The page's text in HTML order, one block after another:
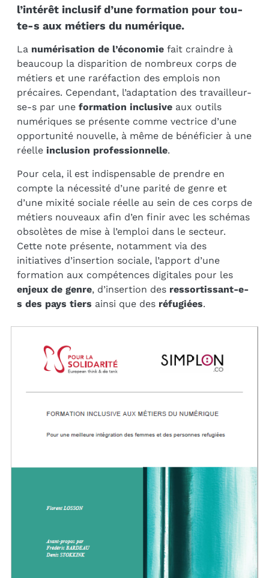
l’intérêt inclusif d’une formation pour tou-
te-s aux métiers du numérique.
La numérisation de l’économiefait craindre à
beaucoup la disparition de nombreux corps de
métiers et une raréfaction des emplois non
précaires. Cependant, l’adaptation des travailleur-
se-s par une formation inclusive aux outils
numériques se présente comme vectrice d’une
opportunité nouvelle, à même de bénéficier à une
réelleinclusion professionnelle.
Pour cela, il est indispensable de prendre en
compte la nécessité d’une parité de genre et
d’une mixité sociale réelle au sein de ces corps de
métiers nouveaux afin d’en finir avec les schémas
obsolètes de mise à l’emploi dans le secteur.
Cette note présente, notamment via des
initiatives d’insertion sociale, l’apport d’une
formation aux compétences digitales pour les
enjeux de genre, d’insertion des ressortissant-e-
s des pays tiers ainsi que des réfugiées.